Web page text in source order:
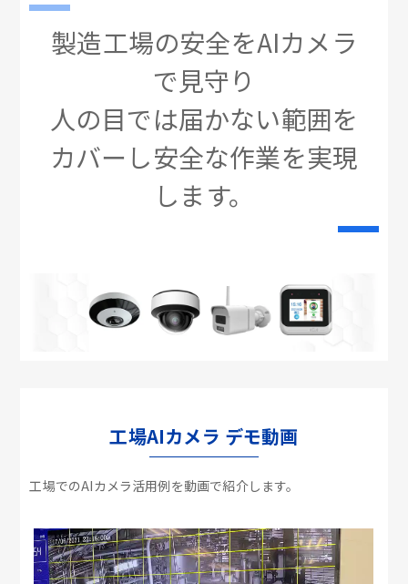
製造工場の安全をAIカメラ
で見守り
人の目では届かない範囲を
カバーし安全な作業を実現
します。
工場AIカメラ デモ動画
工場でのAIカメラ活用例を動画で紹介します。